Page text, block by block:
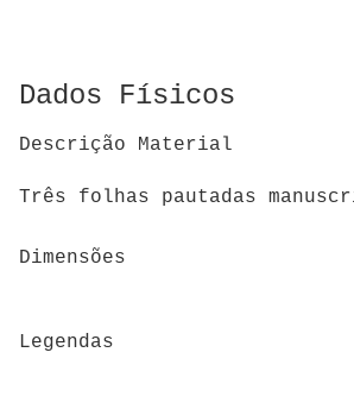
Dados Físicos
Descrição Material
Três folhas pautadas
Dimensões
Legendas